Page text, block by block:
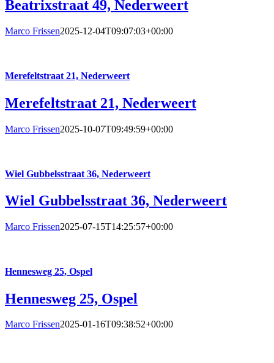
Beatrixstraat 49, Nederweert
Marco Frissen2025-12-04T09:07:03+00:00
Merefeltstraat 21, Nederweert
Merefeltstraat 21, Nederweert
Marco Frissen2025-10-07T09:49:59+00:00
Wiel Gubbelsstraat 36, Nederweert
Wiel Gubbelsstraat 36, Nederweert
Marco Frissen2025-07-15T14:25:57+00:00
Hennesweg 25, Ospel
Hennesweg 25, Ospel
Marco Frissen2025-01-16T09:38:52+00:00